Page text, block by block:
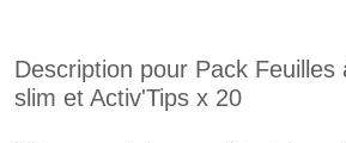
Description pour Pack Feuilles
slim et Activ'Tips x 20